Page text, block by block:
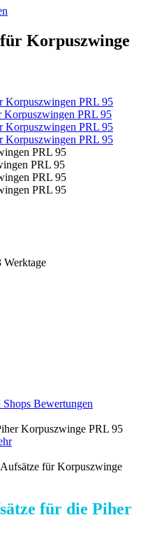
Korpuszwinge
Werktage
Shops Bewertungen
Korpuszwinge PRL 95
für Korpuszwinge
für die Piher